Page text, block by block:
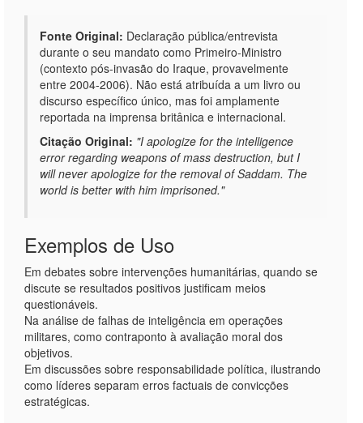
Fonte Original: Declaração pública/entrevista
durante o seu mandato como Primeiro-Ministro
(contexto pós-invasão do Iraque, provavelmente
entre 2004-2006). Não está atribuída a um livro ou
discurso específico único, mas foi amplamente
reportada na imprensa britânica e internacional.
Citação Original: "I apologize for the intelligence
error regarding weapons of mass destruction, but I
will never apologize for the removal of Saddam. The
world is better with him imprisoned."
Exemplos de Uso
Em debates sobre intervenções humanitárias, quando se
discute se resultados positivos justificam meios
questionáveis.
Na análise de falhas de inteligência em operações
militares, como contraponto à avaliação moral dos
objetivos.
Em discussões sobre responsabilidade política, ilustrando
como líderes separam erros factuais de convicções
estratégicas.